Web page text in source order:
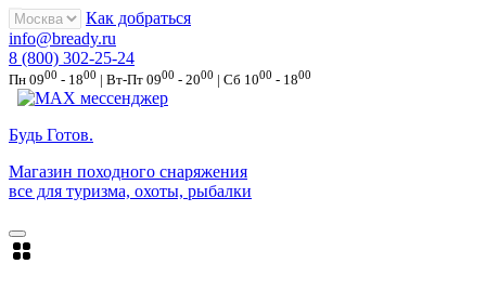
Как добраться
info@bready.ru
8 (800) 302-25-24
Пн 0900 - 1800 | Вт-Пт 0900 - 2000 | Сб 1000 - 1800
Будь Готов.
Магазин походного снаряжения
все для туризма, охоты, рыбалки